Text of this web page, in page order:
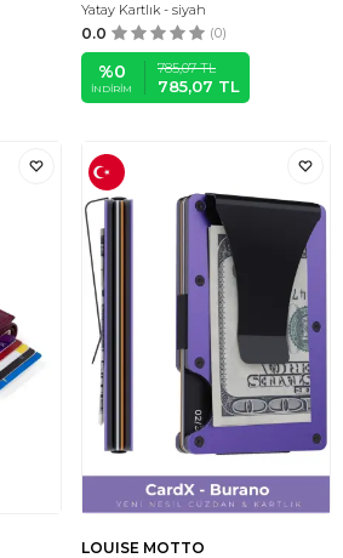
Yatay Kartlık - siyah
0.0 (0)
%0
İNDIRIM
785,07TL
785,07 TL
LOUISE MOTTO